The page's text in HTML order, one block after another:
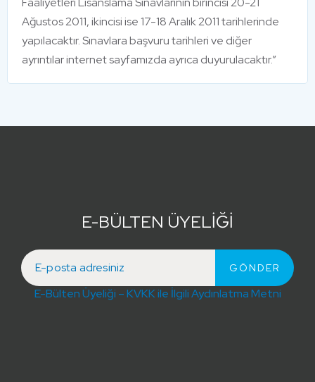
Ağustos 2011, ikincisi ise 17-18 Aralık 2011 tarihlerinde
yapılacaktır. Sınavlara başvuru tarihleri ve diğer
ayrıntılar internet sayfamızda ayrıca duyurulacaktır.”
E-BÜLTEN ÜYELİĞİ
E-Bülten Üyeliği – KVKK ile İlgili Aydınlatma Metni